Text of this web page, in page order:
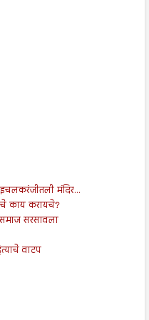
मंदिर...
काय करायचे?
सरसावला
वाटप